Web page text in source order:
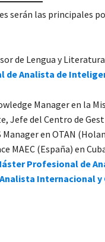
serán las principales
de Lengua y
de Analista de
Manager en la
Jefe del Centro de
en OTAN
MAEC (España) en
Profesional de
Internacional